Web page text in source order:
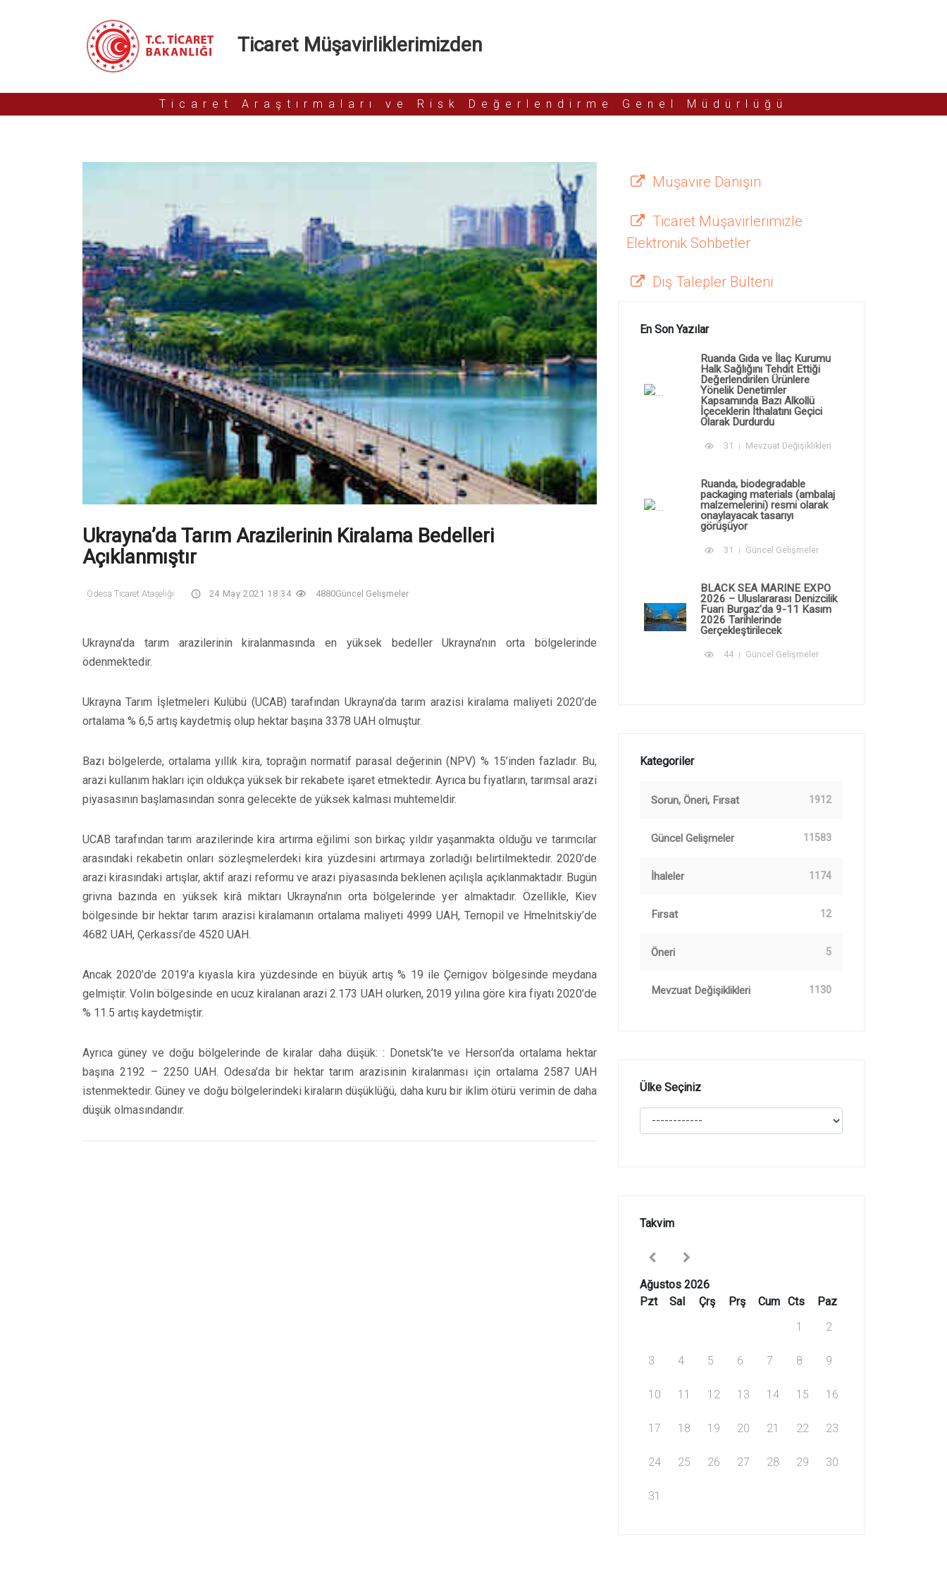
Ticaret Müşavirliklerimizden
Ticaret Araştırmaları ve Risk Değerlendirme Genel Müdürlüğü
Ukrayna’da Tarım Arazilerinin Kiralama Bedelleri
Açıklanmıştır
Odesa Ticaret Ataşeliği 24 May 2021 18:34 4880Güncel Gelişmeler
Ukrayna’da tarım arazilerinin kiralanmasında en yüksek bedeller Ukrayna’nın orta bölgelerinde
ödenmektedir.
Ukrayna Tarım İşletmeleri Kulübü (UCAB) tarafından Ukrayna’da tarım arazisi kiralama maliyeti 2020’de
ortalama % 6,5 artış kaydetmiş olup hektar başına 3378 UAH olmuştur.
Bazı bölgelerde, ortalama yıllık kira, toprağın normatif parasal değerinin (NPV) % 15’inden fazladır. Bu,
arazi kullanım hakları için oldukça yüksek bir rekabete işaret etmektedir. Ayrıca bu fiyatların, tarımsal arazi
piyasasının başlamasından sonra gelecekte de yüksek kalması muhtemeldir.
UCAB tarafından tarım arazilerinde kira artırma eğilimi son birkaç yıldır yaşanmakta olduğu ve tarımcılar
arasındaki rekabetin onları sözleşmelerdeki kira yüzdesini artırmaya zorladığı belirtilmektedir. 2020’de
arazi kirasındaki artışlar, aktif arazi reformu ve arazi piyasasında beklenen açılışla açıklanmaktadır. Bugün
grivna bazında en yüksek kirâ miktarı Ukrayna’nın orta bölgelerinde yer almaktadır. Özellikle, Kiev
bölgesinde bir hektar tarım arazisi kiralamanın ortalama maliyeti 4999 UAH, Ternopil ve Hmelnitskiy’de
4682 UAH, Çerkassi’de 4520 UAH.
Ancak 2020’de 2019’a kıyasla kira yüzdesinde en büyük artış % 19 ile Çernigov bölgesinde meydana
gelmiştir. Volin bölgesinde en ucuz kiralanan arazi 2.173 UAH olurken, 2019 yılına göre kira fiyatı 2020’de
% 11.5 artış kaydetmiştir.
Ayrıca güney ve doğu bölgelerinde de kiralar daha düşük: : Donetsk’te ve Herson’da ortalama hektar
başına 2192 – 2250 UAH. Odesa’da bir hektar tarım arazisinin kiralanması için ortalama 2587 UAH
istenmektedir. Güney ve doğu bölgelerindeki kiraların düşüklüğü, daha kuru bir iklim ötürü verimin de daha
düşük olmasındandır.
Müşavire Danışın
Ticaret Müşavirlerimizle
Elektronik Sohbetler
Dış Talepler Bülteni
En Son Yazılar
Ruanda Gıda ve İlaç Kurumu
Halk Sağlığını Tehdit Ettiği
Değerlendirilen Ürünlere
Yönelik Denetimler
Kapsamında Bazı Alkollü
İçeceklerin İthalatını Geçici
Olarak Durdurdu
31 Mevzuat Değişiklikleri
Ruanda, biodegradable
packaging materials (ambalaj
malzemelerini) resmi olarak
onaylayacak tasarıyı
görüşüyor
31 Güncel Gelişmeler
BLACK SEA MARINE EXPO
2026 – Uluslararası Denizcilik
Fuarı Burgaz'da 9-11 Kasım
2026 Tarihlerinde
Gerçekleştirilecek
44 Güncel Gelişmeler
Kategoriler
Sorun, Öneri, Fırsat 1912
Güncel Gelişmeler 11583
İhaleler 1174
Fırsat 12
Öneri 5
Mevzuat Değişiklikleri 1130
Ülke Seçiniz
Takvim
Ağustos 2026
Pzt
Sal Çrş Prş Cum Cts
Paz
1
2
3 4 5 6 7 8 9
10 11 12 13 14 15 16
17 18 19 20 21 22 23
24 25 26 27 28 29 30
31